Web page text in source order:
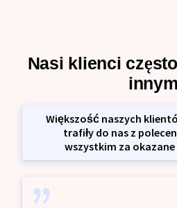
Nasi klienci często
Większość naszych
trafiły do nas z
wszystkim za